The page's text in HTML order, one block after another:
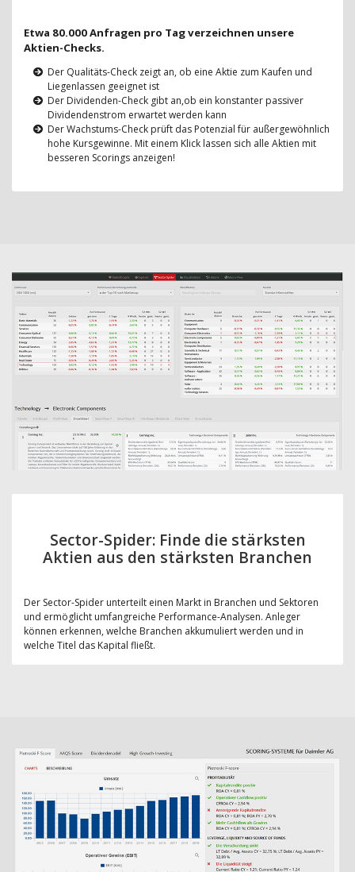
Etwa 80.000 Anfragen pro Tag verzeichnen unsere
Aktien-Checks.
Der Qualitäts-Check zeigt an, ob eine Aktie zum Kaufen und
Liegenlassen geeignet ist
Der Dividenden-Check gibt an,ob ein konstanter passiver
Dividendenstrom erwartet werden kann
Der Wachstums-Check prüft das Potenzial für außergewöhnlich
hohe Kursgewinne. Mit einem Klick lassen sich alle Aktien mit
besseren Scorings anzeigen!
Sector-Spider: Finde die stärksten
Aktien aus den stärksten Branchen
Der Sector-Spider unterteilt einen Markt in Branchen und Sektoren
und ermöglicht umfangreiche Performance-Analysen. Anleger
können erkennen, welche Branchen akkumuliert werden und in
welche Titel das Kapital fließt.